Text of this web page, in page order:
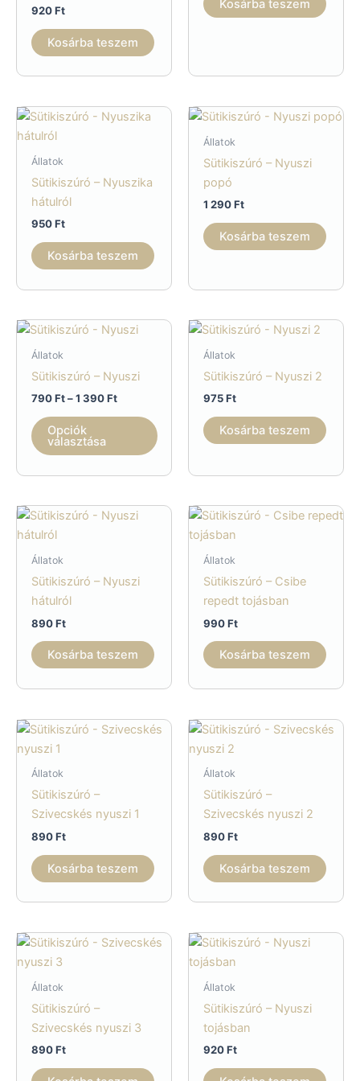
920Ft
Kosárba teszem
Kosárba teszem
Állatok
Sütikiszúró – Nyuszika
hátulról
950Ft
Kosárba teszem
Állatok
Sütikiszúró – Nyuszi
popó
1 290Ft
Kosárba teszem
Állatok
Sütikiszúró – Nyuszi
790Ft – 1 390FtÁrtartomány:
390 Ft
Opciók
választása
a
több
változatok
termékoldalon
Állatok
Sütikiszúró – Nyuszi 2
975Ft
Kosárba teszem
Állatok
Sütikiszúró – Nyuszi
hátulról
890Ft
Kosárba teszem
Állatok
Sütikiszúró – Csibe
repedt tojásban
990Ft
Kosárba teszem
Állatok
Sütikiszúró –
Szivecskés nyuszi 1
890Ft
Kosárba teszem
Állatok
Sütikiszúró –
Szivecskés nyuszi 2
890Ft
Kosárba teszem
Állatok
Sütikiszúró –
Szivecskés nyuszi 3
890Ft
Állatok
Sütikiszúró – Nyuszi
tojásban
920Ft